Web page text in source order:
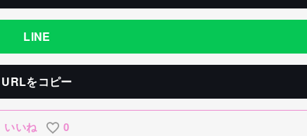
LINE
URLをコピー
いいね 0